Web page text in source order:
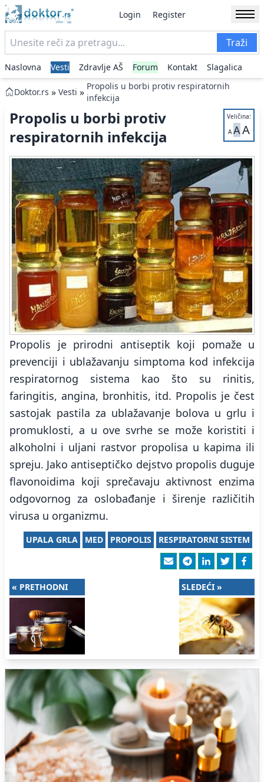
Login Register
Traži
Naslovna Vesti Zdravlje AŠ Forum Kontakt Slagalica
Doktor.rs » Vesti » Propolis u borbi protiv respiratornih
infekcija
Veličina:
A AA
Propolis u borbi protiv
respiratornih infekcija
Propolis je prirodni antiseptik koji pomaže u
prevenciji i ublažavanju simptoma kod infekcija
respiratornog sistema kao što su rinitis,
faringitis, angina, bronhitis, itd. Propolis je čest
sastojak pastila za ublažavanje bolova u grlu i
promuklosti, a u ove svrhe se može koristiti i
alkoholni i uljani rastvor propolisa u kapima ili
spreju. Jako antiseptičko dejstvo propolis duguje
flavonoidima koji sprečavaju aktivnost enzima
odgovornog za oslobađanje i širenje različitih
virusa u organizmu.
RESPIRATORNI SISTEM
PROPOLIS
MED
UPALA GRLA
« PRETHODNI SLEDEĆI »